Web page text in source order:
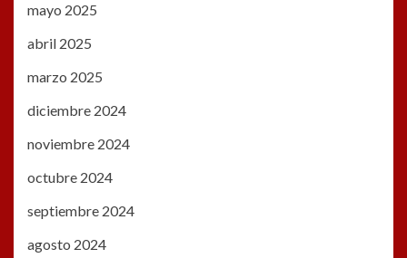
mayo 2025
abril 2025
marzo 2025
diciembre 2024
noviembre 2024
octubre 2024
septiembre 2024
agosto 2024